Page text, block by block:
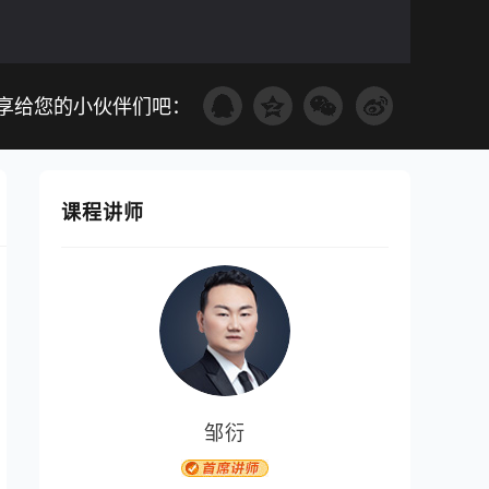
给您的小伙伴们吧：
课程讲师
邹衍